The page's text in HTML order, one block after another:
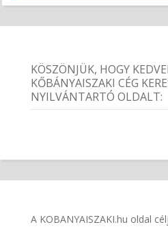
KÖSZÖNJÜK, HOGY
KŐBÁNYAISZAKI CÉG
NYILVÁNTARTÓ OLDALT:
A KOBANYAISZAKI.hu oldal